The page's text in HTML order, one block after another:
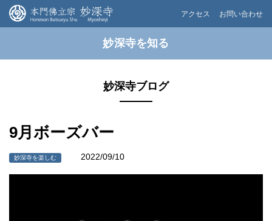
アクセス お問い合わせ
妙深寺を知る
妙深寺ブログ
9月ボーズバー
妙深寺を楽しむ 2022/09/10